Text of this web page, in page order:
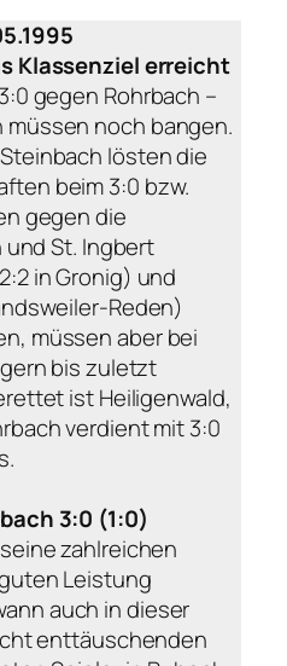
Klassenziel erreicht
gegen Rohrbach –
müssen noch bangen.
lösten die
beim 3:0 bzw.
gegen die
und St. Ingbert
in Gronig) und
Reden)
müssen aber bei
bis zuletzt
ist Heiligenwald,
verdient mit 3:0
3:0 (1:0)
zahlreichen
Leistung
auch in dieser
enttäuschenden